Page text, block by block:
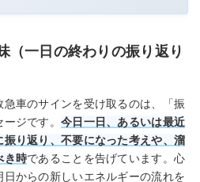
（一日の終わりの振り返り
車のサインを受け取るのは、「振
ージです。今日一日、あるいは最近
り返り、不要になった考えや、溜
き時であることを告げています。心
からの新しいエネルギーの流れを